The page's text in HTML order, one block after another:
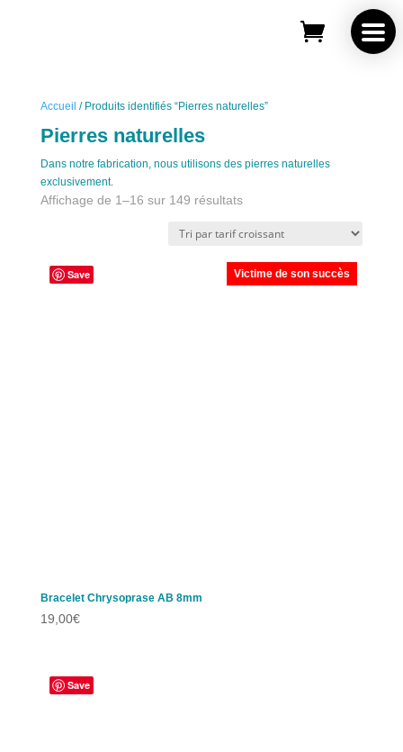
Accueil / Produits identifiés “Pierres naturelles”
Pierres naturelles
Dans notre fabrication, nous utilisons des pierres naturelles
exclusivement.
Affichage de 1–16 sur 149 résultatsTrié
prix
Save Victime de son succès
Bracelet Chrysoprase AB 8mm
19,00€
Save